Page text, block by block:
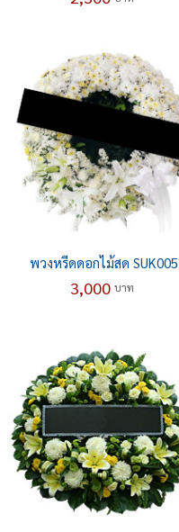
พวงหรีดดอกไม้สด SUK005
3,000 บาท